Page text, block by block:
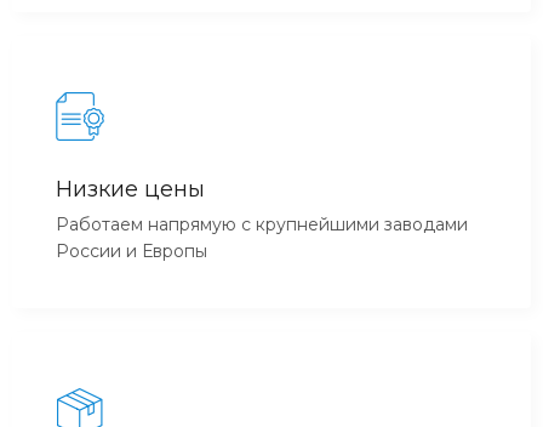
Низкие цены
Работаем напрямую с крупнейшими заводами
России и Европы